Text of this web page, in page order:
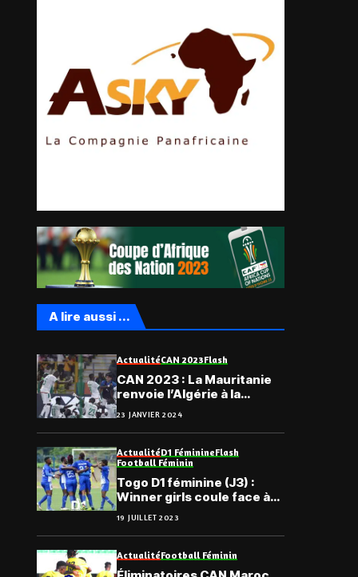
A lire aussi ...
ActualitéCAN 2023Flash
CAN 2023 : La Mauritanie
renvoie l’Algérie à la
maison
23 JANVIER 2024
ActualitéD1 FéminineFlash
Football Féminin
Togo D1 féminine (J3) :
Winner girls coule face à
Amis du monde
19 JUILLET 2023
ActualitéFootball Féminin